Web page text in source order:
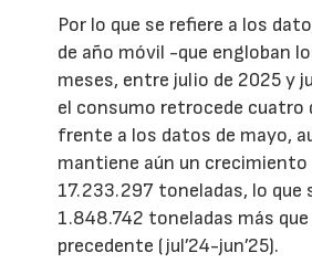
Por lo que se refiere a los
de año móvil -que engloban
meses, entre julio de 2025 y
el consumo retrocede cuatro
frente a los datos de mayo,
mantiene aún un crecimiento
17.233.297 toneladas, lo que
1.848.742 toneladas más
precedente (jul’24-jun’25).